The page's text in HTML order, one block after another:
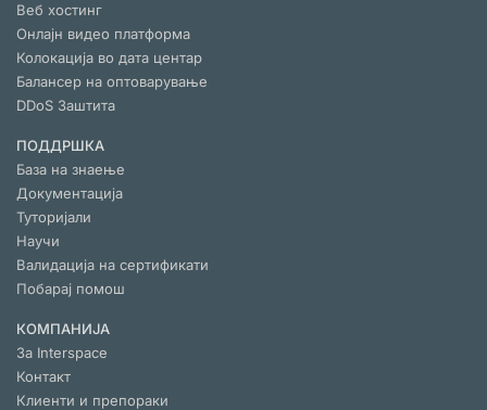
Веб хостинг
Онлајн видео платформа
Колокација во дата центар
Балансер на оптоварување
DDoS Заштита
ПОДДРШКА
База на знаење
Документација
Туторијали
Научи
Валидација на сертификaти
Побарај помош
КОМПАНИЈА
За Interspace
Контакт
Клиенти и препораки